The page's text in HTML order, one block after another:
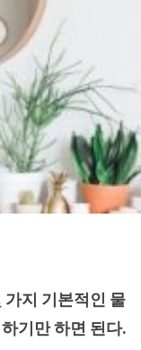
가지 기본적인 물
기만 하면 된다.